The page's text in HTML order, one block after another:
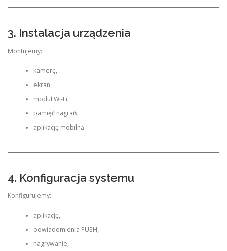
3. Instalacja urządzenia
Montujemy:
kamerę,
ekran,
moduł Wi-Fi,
pamięć nagrań,
aplikację mobilną.
4. Konfiguracja systemu
Konfigurujemy:
aplikację,
powiadomienia PUSH,
nagrywanie,